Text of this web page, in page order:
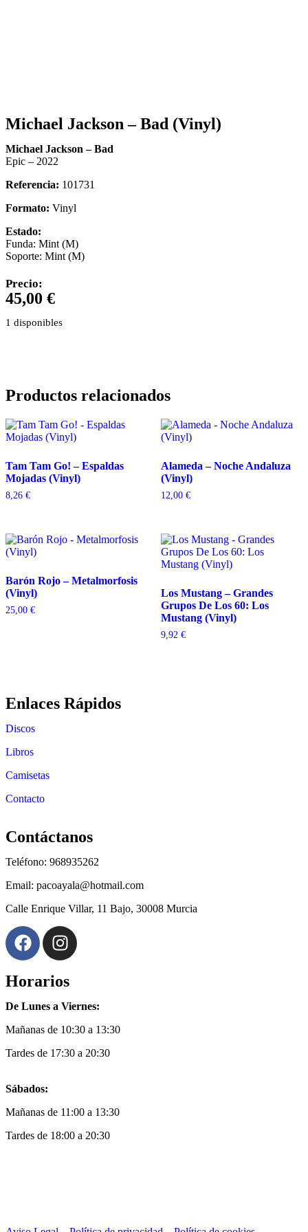
Michael Jackson – Bad (Vinyl)
Michael Jackson – Bad
Epic – 2022
Referencia: 101731
Formato: Vinyl
Estado:
Funda: Mint (M)
Soporte: Mint (M)
Precio:
45,00 €
1 disponibles
Productos relacionados
Tam Tam Go! – Espaldas
Mojadas (Vinyl)
8,26 €
Alameda – Noche Andaluza
(Vinyl)
12,00 €
Barón Rojo – Metalmorfosis
(Vinyl)
25,00 €
Los Mustang – Grandes
Grupos De Los 60: Los
Mustang (Vinyl)
9,92 €
Enlaces Rápidos
Discos
Libros
Camisetas
Contacto
Contáctanos
Teléfono: 968935262
Email: pacoayala@hotmail.com
Calle Enrique Villar, 11 Bajo, 30008 Murcia
Horarios
De Lunes a Viernes:
Mañanas de 10:30 a 13:30
Tardes de 17:30 a 20:30
Sábados:
Mañanas de 11:00 a 13:30
Tardes de 18:00 a 20:30